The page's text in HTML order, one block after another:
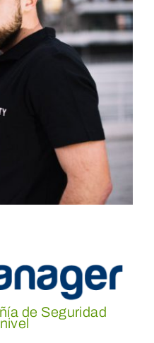
de Seguridad